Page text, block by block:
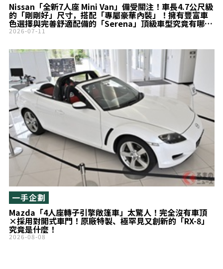
Nissan「全新7人座 Mini Van」備受關注！車長4.7公尺級
的「剛剛好」尺寸，搭配「專屬豪華內裝」！擁有豐富車
色選擇與完善舒適配備的「Serena」頂級車型究竟有哪些
特色？
2026-07-11
Mazda「4人座轉子引擎敞篷車」太驚人！完全沒有車頂
×採用對開式車門！原廠特製、極罕見又創新的「RX-8」
究竟是什麼！
一手企劃
2026-08-08